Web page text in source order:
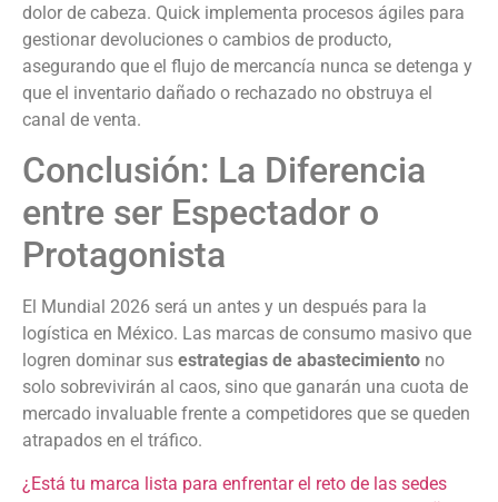
dolor de cabeza. Quick implementa procesos ágiles para
gestionar devoluciones o cambios de producto,
asegurando que el flujo de mercancía nunca se detenga y
que el inventario dañado o rechazado no obstruya el
canal de venta.
Conclusión: La Diferencia
entre ser Espectador o
Protagonista
El Mundial 2026 será un antes y un después para la
logística en México. Las marcas de consumo masivo que
logren dominar sus estrategias de abastecimiento no
solo sobrevivirán al caos, sino que ganarán una cuota de
mercado invaluable frente a competidores que se queden
atrapados en el tráfico.
¿Está tu marca lista para enfrentar el reto de las sedes